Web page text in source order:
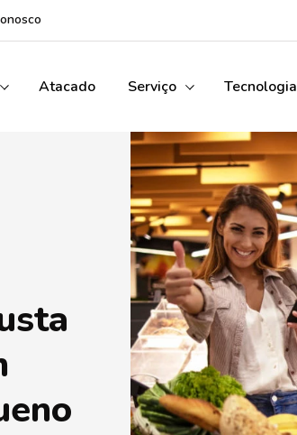
Atacado Serviço Tecnologia